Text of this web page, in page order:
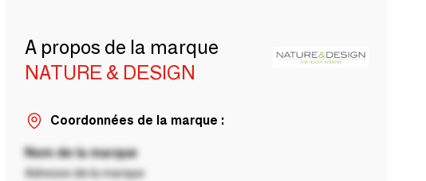
A propos de la marque
NATURE & DESIGN
Coordonnées de la marque :
Nom de la marque
Adresse de la marque